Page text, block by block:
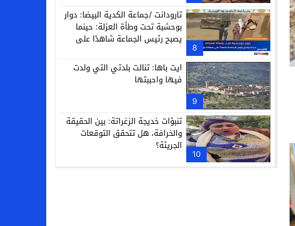
8
تارودانت /جماعة الكدية البيضا: دوار
بوحشبة تحت وطأة العزلة: حينما
يصبح رئيس الجماعة شاهدًا على
9
ايت باها: تنالت بلدتي التي ولدت
فيها واحببتها
10
تنبؤات خديجة الزغراتة: بين الحقيقة
والخرافة، هل تتحقق التوقعات
الجريئة؟